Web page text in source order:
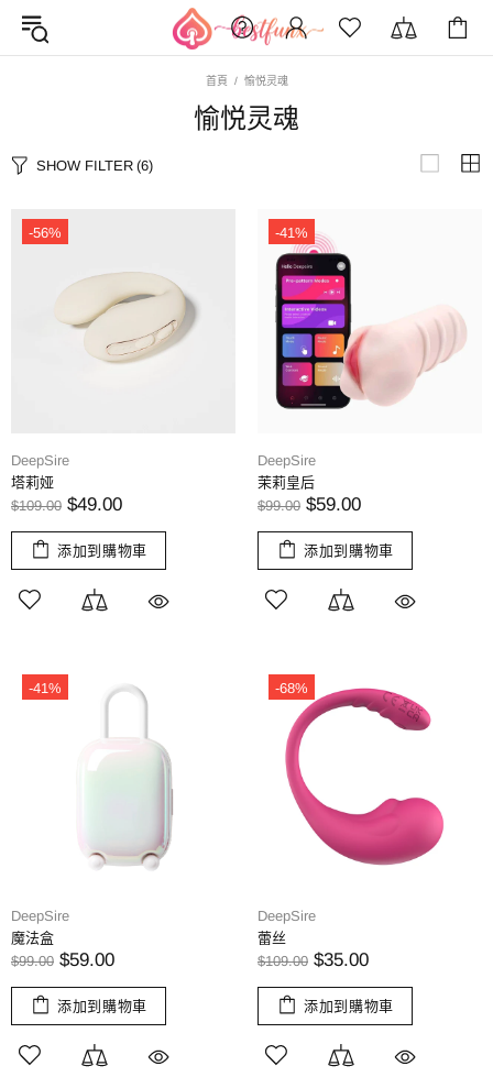
首頁 愉悦灵魂
愉悦灵魂
SHOW FILTER (6)
-56%
DeepSire
塔莉娅
$109.00 $49.00
添加到購物車
-41%
DeepSire
茉莉皇后
$99.00 $59.00
添加到購物車
-41%
DeepSire
魔法盒
$99.00 $59.00
添加到購物車
-68%
DeepSire
蕾丝
$109.00 $35.00
添加到購物車